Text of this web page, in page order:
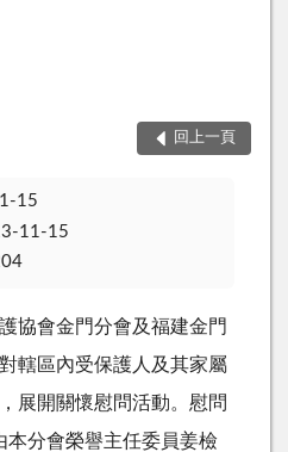
回上一頁
15
11-15
協會金門分會及福建金門
轄區內受保護人及其家屬
展開關懷慰問活動。慰問
分會榮譽主任委員姜檢